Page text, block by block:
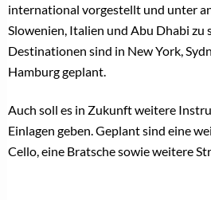
international vorgestellt und unter
Slowenien, Italien und Abu Dhabi zu
Destinationen sind in New York,
Hamburg geplant.
Auch soll es in Zukunft weitere
Einlagen geben. Geplant sind eine
Cello, eine Bratsche sowie weitere